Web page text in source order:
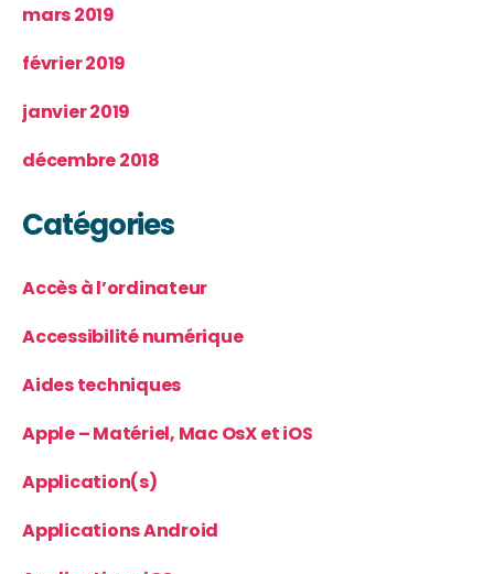
mars 2019
février 2019
janvier 2019
décembre 2018
Catégories
Accès à l’ordinateur
Accessibilité numérique
Aides techniques
Apple – Matériel, Mac OsX et iOS
Application(s)
Applications Android